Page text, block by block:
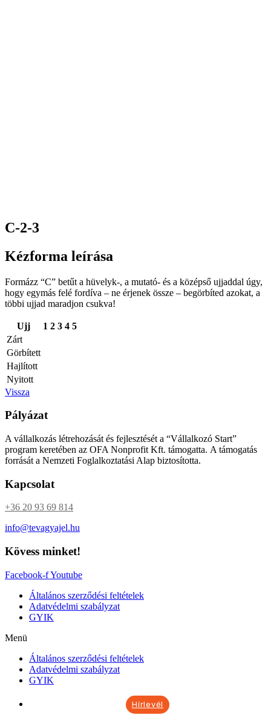
C-2-3
Kézforma leírása
Formázz “C” betűt a hüvelyk-, a mutató- és a középső ujjaddal úgy,
hogy egymás felé fordíva – ne érjenek össze – begörbíted azokat, a
többi ujjad maradjon csukva!
Ujj 1 2 3 4 5
Zárt
Görbített
Hajlított
Nyitott
Vissza
Pályázat
A vállalkozás létrehozását és fejlesztését a “Vállalkozó Start”
program keretében az OFA Nonprofit Kft. támogatta. A támogatás
forrását a Nemzeti Foglalkoztatási Alap biztosította.
Kapcsolat
+36 20 93 69 814
info@tevagyajel.hu
Kövess minket!
Facebook-fYoutube
Általános szerződési feltételek
Adatvédelmi szabályzat
GYIK
Menü
Általános szerződési feltételek
Adatvédelmi szabályzat
GYIK
Hírlevél